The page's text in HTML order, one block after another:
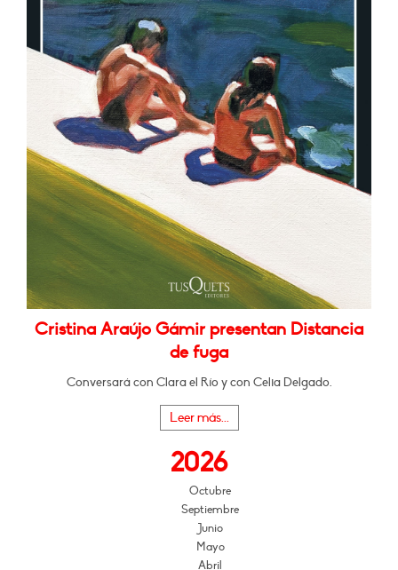
Cristina Araújo Gámir presentan Distancia
de fuga
Conversará con Clara el Río y con Celia Delgado.
Leer más...
2026
Octubre
Septiembre
Junio
Mayo
Abril